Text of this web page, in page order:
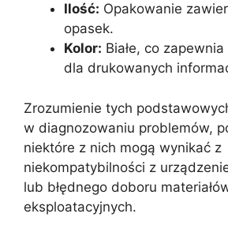
Ilość: Opakowanie
opasek.
Kolor: Białe, co
dla drukowanych
Zrozumienie tych
w diagnozowaniu problemów,
niektóre z nich mogą wynikać z
niekompatybilności z
lub błędnego doboru
eksploatacyjnych.